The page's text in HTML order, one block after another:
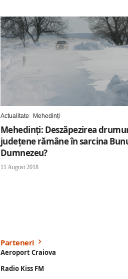
Actualitate Mehedinți
Mehedinți: Deszăpezirea
județene rămâne în sarcina
Dumnezeu?
11 August 2018
Parteneri
Aeroport Craiova
Radio Kiss FM